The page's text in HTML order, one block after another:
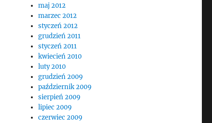
maj 2012
marzec 2012
styczeń 2012
grudzień 2011
styczeń 2011
kwiecień 2010
luty 2010
grudzień 2009
październik 2009
sierpień 2009
lipiec 2009
czerwiec 2009